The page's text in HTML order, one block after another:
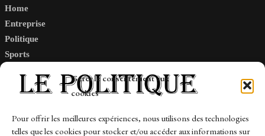
Gérer le consentement aux
cookies
Pour offrir les meilleures expériences, nous utilisons des technologies
telles que les cookies pour stocker et/ou accéder aux informations sur
Home
Entreprise
Politique
Sports